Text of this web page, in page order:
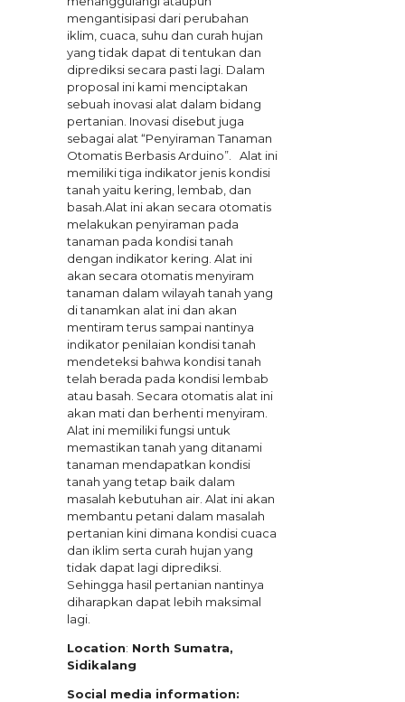
mengantisipasi dari perubahan
iklim, cuaca, suhu dan curah hujan
yang tidak dapat di tentukan dan
diprediksi secara pasti lagi. Dalam
proposal ini kami menciptakan
sebuah inovasi alat dalam bidang
pertanian. Inovasi disebut juga
sebagai alat “Penyiraman Tanaman
Otomatis Berbasis Arduino”. Alat ini
memiliki tiga indikator jenis kondisi
tanah yaitu kering, lembab, dan
basah.Alat ini akan secara otomatis
melakukan penyiraman pada
tanaman pada kondisi tanah
dengan indikator kering. Alat ini
akan secara otomatis menyiram
tanaman dalam wilayah tanah yang
di tanamkan alat ini dan akan
mentiram terus sampai nantinya
indikator penilaian kondisi tanah
mendeteksi bahwa kondisi tanah
telah berada pada kondisi lembab
atau basah. Secara otomatis alat ini
akan mati dan berhenti menyiram.
Alat ini memiliki fungsi untuk
memastikan tanah yang ditanami
tanaman mendapatkan kondisi
tanah yang tetap baik dalam
masalah kebutuhan air. Alat ini akan
membantu petani dalam masalah
pertanian kini dimana kondisi cuaca
dan iklim serta curah hujan yang
tidak dapat lagi diprediksi.
Sehingga hasil pertanian nantinya
diharapkan dapat lebih maksimal
lagi.
Location: North Sumatra,
Sidikalang
Social media information: